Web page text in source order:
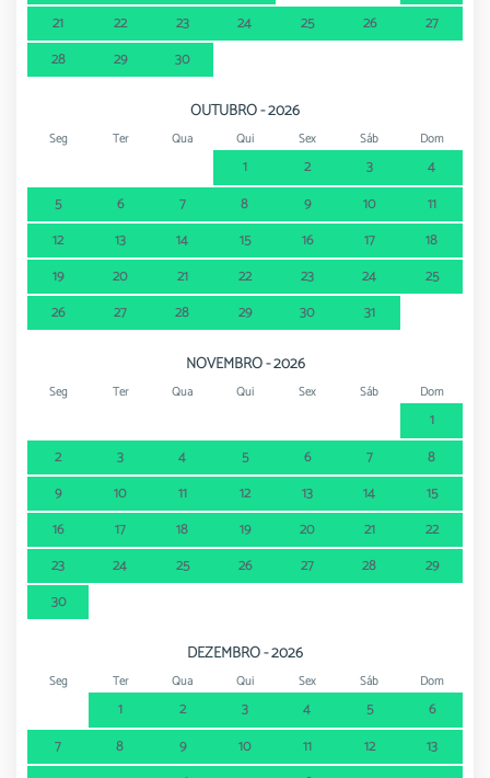
21
22 23 24 25 26
27
28
29 30
OUTUBRO - 2026
Seg Ter Qua Qui Sex Sáb Dom
1 2 3
4
5
6 7 8 9 10
11
12
13 14 15 16 17
18
19
20 21 22 23 24
25
26
27 28 29 30 31
NOVEMBRO - 2026
Seg Ter Qua Qui Sex Sáb Dom
1
2
3 4 5 6 7
8
9
10 11 12 13 14
15
16
17 18 19 20 21
22
23
24 25 26 27 28
29
30
DEZEMBRO - 2026
Seg Ter Qua Qui Sex Sáb Dom
1 2 3 4 5
6
7
8 9 10 11 12
13